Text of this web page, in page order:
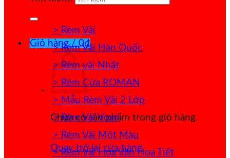
Giỏ hàng /0₫
Chưa có sản phẩm trong giỏ hàng.
Quay trở lại cửa hàng
> Rèm Vải
> Rèm Vải Hàn Quốc
> Rèm vải Nhật
> Rèm Cửa ROMAN
> Mẫu Rèm Vải 2 Lớp
> Rèm Vải Voan
> Rèm Vải Một Màu
> Rèm Vải Hoa Văn Họa Tiết